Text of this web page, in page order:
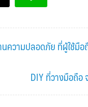
ความปลอดภัย ที่ผู้ใช้มื
Next
Post:
DIY ที่วางมือถือ